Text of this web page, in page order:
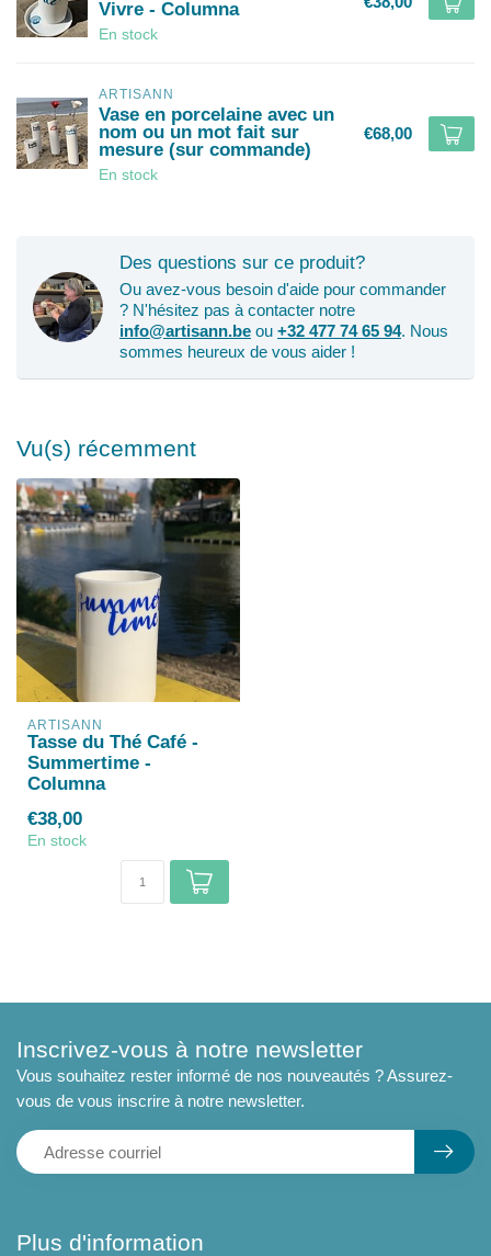
Vivre - Columna
En stock
ARTISANN
Vase en porcelaine avec un
nom ou un mot fait sur
mesure (sur commande)
En stock
€68,00
Des questions sur ce produit?
Ou avez-vous besoin d'aide pour commander
? N'hésitez pas à contacter notre
info@artisann.be ou +32 477 74 65 94. Nous
sommes heureux de vous aider !
Vu(s) récemment
ARTISANN
Tasse du Thé Café -
Summertime -
Columna
€38,00
En stock
Plus d'information
Inscrivez-vous à notre newsletter
Vous souhaitez rester informé de nos nouveautés ? Assurez-
vous de vous inscrire à notre newsletter.